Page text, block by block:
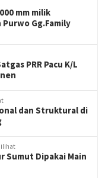
mm milik
Gg.Family
PRR Pacu K/L
dan Struktural di
Sumut Dipakai Main